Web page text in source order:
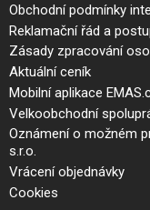
Obchodní podmínky
Reklamační řád a
Zásady zpracování
Aktuální ceník
Mobilní aplikace
Velkoobchodní
Oznámení o možném
s.r.o.
Vrácení objednávky
Cookies